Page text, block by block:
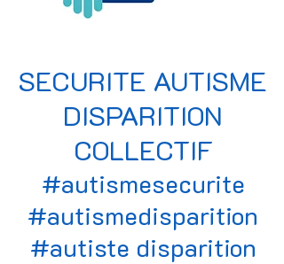
SECURITE AUTISME
DISPARITION
COLLECTIF
#autismesecurite
#autismedisparition
#autiste disparition